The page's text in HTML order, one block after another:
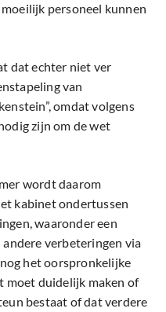
personeel kunnen
dat echter niet ver
van
omdat volgens
zijn om de wet
wordt daarom
kabinet ondertussen
waaronder een
verbeteringen via
het oorspronkelijke
moet duidelijk maken of
bestaat of dat verdere